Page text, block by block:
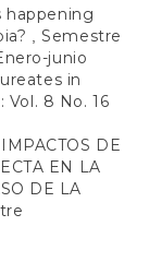
happening
,Semestre
junio
in
8 No. 16
DE
EN LA
DE LA